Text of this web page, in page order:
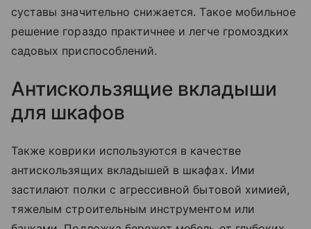
суставы значительно снижается. Такое мобильное
решение гораздо практичнее и легче громоздких
садовых приспособлений.
Антискользящие вкладыши
для шкафов
Также коврики используются в качестве
антискользящих вкладышей в шкафах. Ими
застилают полки с агрессивной бытовой химией,
тяжелым строительным инструментом или